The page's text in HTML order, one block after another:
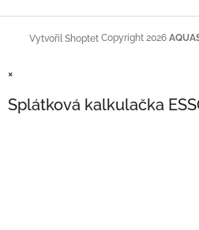
Vytvořil Shoptet Copyright 2026
×
Splátková kalkulačka